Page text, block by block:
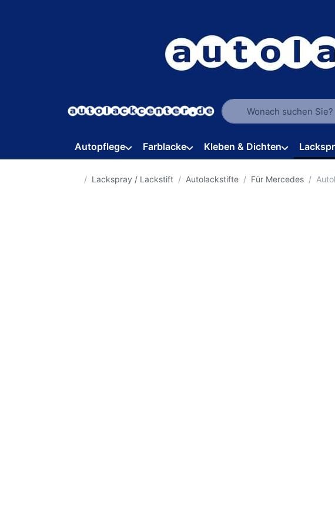
Geben Sie einen
Autopflege Farblacke Kleben & Dichten
Startseite
Lackspray / Lackstift Autolackstifte Für Mercedes